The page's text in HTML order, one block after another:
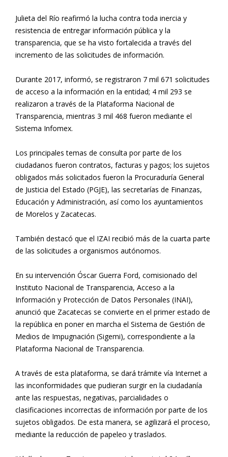
Julieta del Río reafirmó la lucha contra toda inercia y
resistencia de entregar información pública y la
transparencia, que se ha visto fortalecida a través del
incremento de las solicitudes de información.
Durante 2017, informó, se registraron 7 mil 671 solicitudes
de acceso a la información en la entidad; 4 mil 293 se
realizaron a través de la Plataforma Nacional de
Transparencia, mientras 3 mil 468 fueron mediante el
Sistema Infomex.
Los principales temas de consulta por parte de los
ciudadanos fueron contratos, facturas y pagos; los sujetos
obligados más solicitados fueron la Procuraduría General
de Justicia del Estado (PGJE), las secretarías de Finanzas,
Educación y Administración, así como los ayuntamientos
de Morelos y Zacatecas.
También destacó que el IZAI recibió más de la cuarta parte
de las solicitudes a organismos autónomos.
En su intervención Óscar Guerra Ford, comisionado del
Instituto Nacional de Transparencia, Acceso a la
Información y Protección de Datos Personales (INAI),
anunció que Zacatecas se convierte en el primer estado de
la república en poner en marcha el Sistema de Gestión de
Medios de Impugnación (Sigemi), correspondiente a la
Plataforma Nacional de Transparencia.
A través de esta plataforma, se dará trámite vía Internet a
las inconformidades que pudieran surgir en la ciudadanía
ante las respuestas, negativas, parcialidades o
clasificaciones incorrectas de información por parte de los
sujetos obligados. De esta manera, se agilizará el proceso,
mediante la reducción de papeleo y traslados.